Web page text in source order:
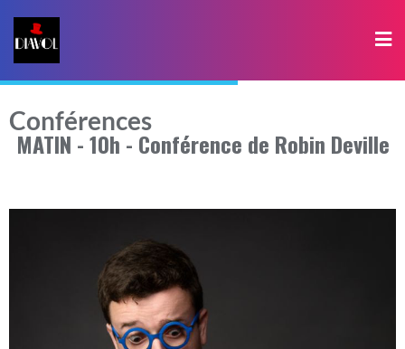
Conférences
MATIN - 10h - Conférence de Robin Deville